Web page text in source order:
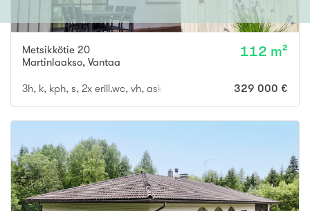
Metsikkötie 20
Martinlaakso, Vantaa
112 m²
3h, k, kph, s, 2x erill.wc, vh, ask.h., takka.h., ulkovarasto
329 000 €